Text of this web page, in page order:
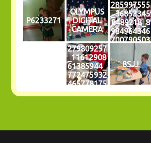
P6233271
OLYMPUS
DIGITAL
CAMERA
285997555
_36853345
8489218_8
984964346
700790503
_n
279809257
_11612908
61385944_
772475932
465778175
1_n
8SJJ